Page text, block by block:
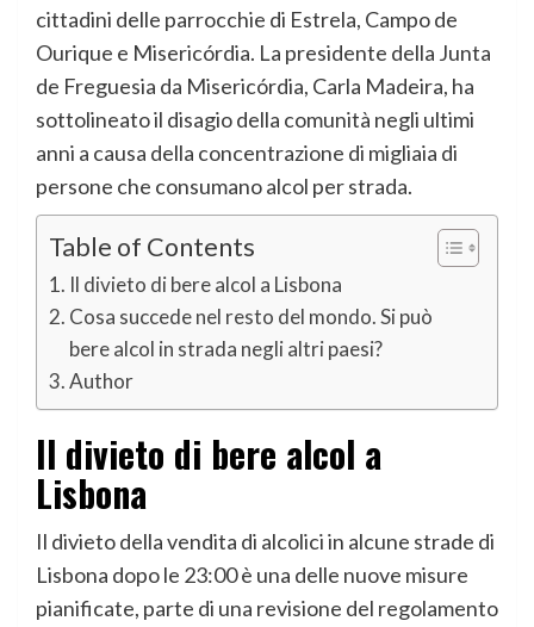
cittadini delle parrocchie di Estrela, Campo de
Ourique e Misericórdia. La presidente della Junta
de Freguesia da Misericórdia, Carla Madeira, ha
sottolineato il disagio della comunità negli ultimi
anni a causa della concentrazione di migliaia di
persone che consumano alcol per strada.
Table of Contents
Il divieto di bere alcol a Lisbona
Cosa succede nel resto del mondo. Si può
bere alcol in strada negli altri paesi?
Author
Il divieto di bere alcol a
Lisbona
Il divieto della vendita di alcolici in alcune strade di
Lisbona dopo le 23:00 è una delle nuove misure
pianificate, parte di una revisione del regolamento